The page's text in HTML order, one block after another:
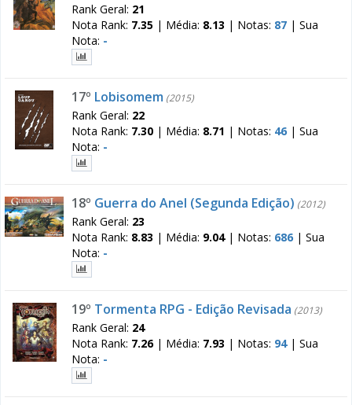
Rank Geral: 21
Nota Rank: 7.35 | Média: 8.13 | Notas: 87 | Sua
Nota: -
17º Lobisomem (2015)
Rank Geral: 22
Nota Rank: 7.30 | Média: 8.71 | Notas: 46 | Sua
Nota: -
18º Guerra do Anel (Segunda Edição) (2012)
Rank Geral: 23
Nota Rank: 8.83 | Média: 9.04| Notas: 686 | Sua
Nota: -
19º Tormenta RPG - Edição Revisada (2013)
Rank Geral: 24
Nota Rank: 7.26| Média: 7.93 | Notas: 94| Sua
Nota: -